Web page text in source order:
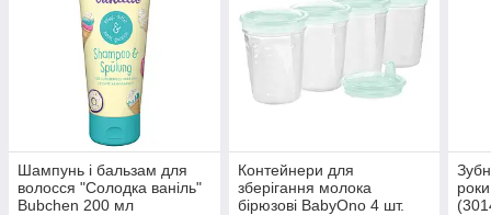
Шампунь і бальзам для
волосся "Солодка ваніль"
Bubchen 200 мл
Контейнери для
зберігання молока
бірюзові BabyOno 4 шт.